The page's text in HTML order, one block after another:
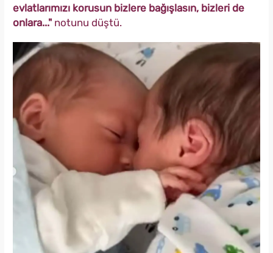
evlatlarımızı korusun bizlere bağışlasın, bizleri de
onlara..." notunu düştü.